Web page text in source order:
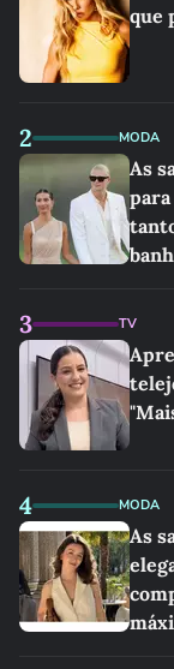
que
2 MODA
As
3 TV
4 MODA
As